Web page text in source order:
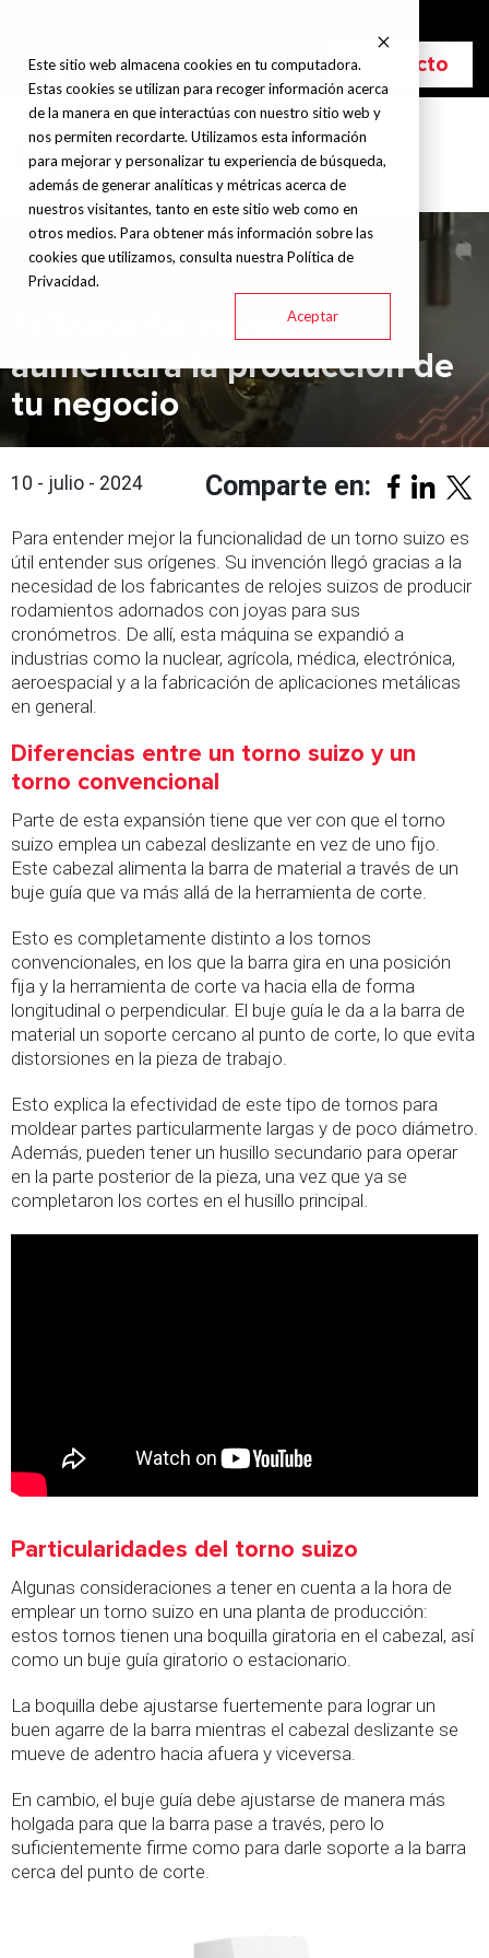
Este sitio web almacena cookies en tu computadora.
Estas cookies se utilizan para recoger información acerca
de la manera en que interactúas con nuestro sitio web y
nos permiten recordarte. Utilizamos esta información
para mejorar y personalizar tu experiencia de búsqueda,
además de generar analíticas y métricas acerca de
nuestros visitantes, tanto en este sitio web como en
otros medios. Para obtener más información sobre las
cookies que utilizamos, consulta nuestra Política de
Privacidad.
Aceptar
Contacto
El Torno Suizo que
aumentará la producción de
tu negocio
10 - julio - 2024 Comparte en:
Para entender mejor la funcionalidad de un torno suizo es
útil entender sus orígenes. Su invención llegó gracias a la
necesidad de los fabricantes de relojes suizos de producir
rodamientos adornados con joyas para sus
cronómetros. De allí, esta máquina se expandió a
industrias como la nuclear, agrícola, médica, electrónica,
aeroespacial y a la fabricación de aplicaciones metálicas
en general.
Diferencias entre un torno suizo y un
torno convencional
Parte de esta expansión tiene que ver con que el torno
suizo emplea un cabezal deslizante en vez de uno fijo.
Este cabezal alimenta la barra de material a través de un
buje guía que va más allá de la herramienta de corte.
Esto es completamente distinto a los tornos
convencionales, en los que la barra gira en una posición
fija y la herramienta de corte va hacia ella de forma
longitudinal o perpendicular. El buje guía le da a la barra de
material un soporte cercano al punto de corte, lo que evita
distorsiones en la pieza de trabajo.
Esto explica la efectividad de este tipo de tornos para
moldear partes particularmente largas y de poco diámetro.
Además, pueden tener un husillo secundario para operar
en la parte posterior de la pieza, una vez que ya se
completaron los cortes en el husillo principal.
Particularidades del torno suizo
Algunas consideraciones a tener en cuenta a la hora de
emplear un torno suizo en una planta de producción:
estos tornos tienen una boquilla giratoria en el cabezal, así
como un buje guía giratorio o estacionario.
La boquilla debe ajustarse fuertemente para lograr un
buen agarre de la barra mientras el cabezal deslizante se
mueve de adentro hacia afuera y viceversa.
En cambio, el buje guía debe ajustarse de manera más
holgada para que la barra pase a través, pero lo
suficientemente firme como para darle soporte a la barra
cerca del punto de corte.